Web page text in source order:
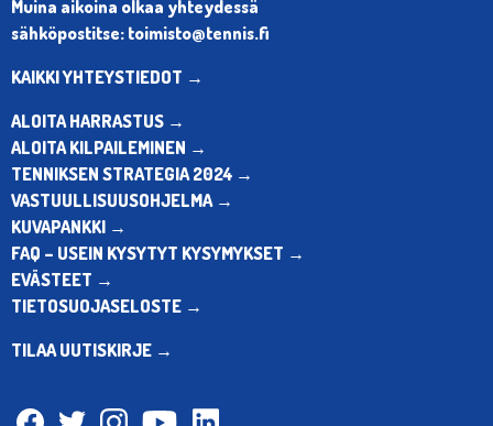
Muina aikoina olkaa yhteydessä
sähköpostitse: toimisto@tennis.fi
KAIKKI YHTEYSTIEDOT →
ALOITA HARRASTUS →
ALOITA KILPAILEMINEN →
TENNIKSEN STRATEGIA 2024 →
VASTUULLISUUSOHJELMA →
KUVAPANKKI →
FAQ – USEIN KYSYTYT KYSYMYKSET →
EVÄSTEET →
TIETOSUOJASELOSTE →
TILAA UUTISKIRJE →